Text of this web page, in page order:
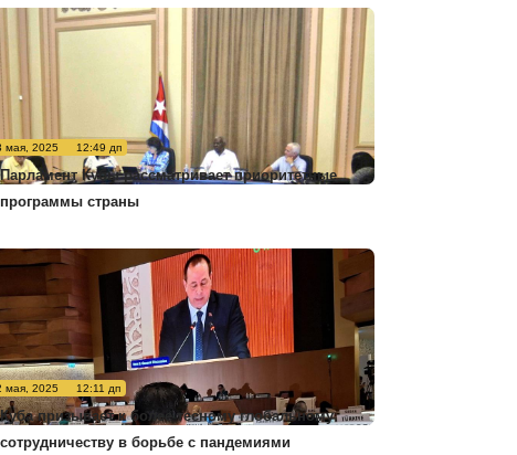
мая, 2025 12:49 дп
Парламент Кубы рассматривает приоритетные
программы страны
мая, 2025 12:11 дп
Куба призывает к более тесному глобальному
сотрудничеству в борьбе с пандемиями